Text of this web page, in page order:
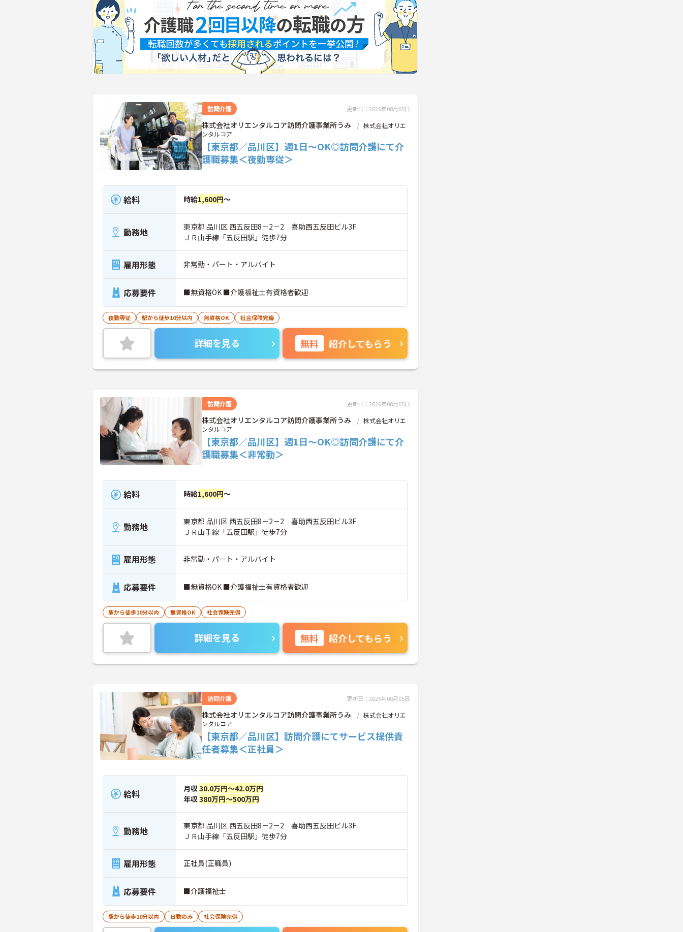
訪問介護 更新日：2026年08月05日
株式会社オリエンタルコア訪問介護事業所うみ
株式会社オリエ
ンタルコア
【東京都／品川区】週1日～OK◎訪問介護にて介
護職募集＜夜勤専従＞
給料 時給1,600円～
勤務地
東京都 品川区 西五反田8－2－2 喜助西五反田ビル3F
ＪＲ山手線「五反田駅」徒歩7分
雇用形態 非常勤・パート・アルバイト
応募要件 ■無資格OK ■介護福祉士有資格者歓迎
夜勤専従 駅から徒歩10分以内 無資格OK 社会保険完備
詳細を見る 無料 紹介してもらう
訪問介護 更新日：2026年08月05日
株式会社オリエンタルコア訪問介護事業所うみ
株式会社オリエ
ンタルコア
【東京都／品川区】週1日～OK◎訪問介護にて介
護職募集＜非常勤＞
給料 時給1,600円～
勤務地
東京都 品川区 西五反田8－2－2 喜助西五反田ビル3F
ＪＲ山手線「五反田駅」徒歩7分
雇用形態 非常勤・パート・アルバイト
応募要件 ■無資格OK ■介護福祉士有資格者歓迎
駅から徒歩10分以内 無資格OK 社会保険完備
詳細を見る 無料 紹介してもらう
訪問介護 更新日：2026年08月05日
株式会社オリエンタルコア訪問介護事業所うみ
株式会社オリエ
ンタルコア
【東京都／品川区】訪問介護にてサービス提供責
任者募集＜正社員＞
給料 月収30.0万円～42.0万円
年収380万円～500万円
勤務地
東京都 品川区 西五反田8－2－2 喜助西五反田ビル3F
ＪＲ山手線「五反田駅」徒歩7分
雇用形態 正社員(正職員)
応募要件 ■介護福祉士
駅から徒歩10分以内 日勤のみ 社会保険完備